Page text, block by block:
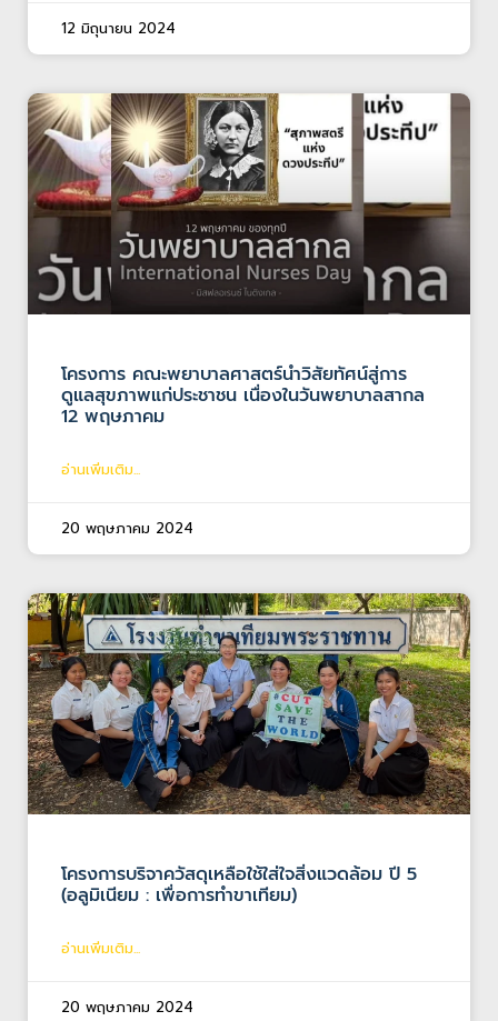
12 มิถุนายน 2024
โครงการ คณะพยาบาลศาสตร์นำวิสัยทัศน์สู่การ
ดูแลสุขภาพแก่ประชาชน เนื่องในวันพยาบาลสากล
12 พฤษภาคม
อ่านเพิ่มเติม...
20 พฤษภาคม 2024
โครงการบริจาควัสดุเหลือใช้ใส่ใจสิ่งแวดล้อม ปี 5
(อลูมิเนียม : เพื่อการทำขาเทียม)
อ่านเพิ่มเติม...
20 พฤษภาคม 2024